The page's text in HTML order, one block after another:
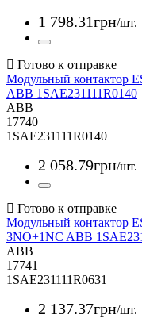
1 798.31грн/шт.
Модульный контактор
ABB 1SAE231111R0140
ABB
17740
1SAE231111R0140
2 058.79грн/шт.
Модульный контактор
3NO+1NC ABB
ABB
17741
1SAE231111R0631
2 137.37грн/шт.